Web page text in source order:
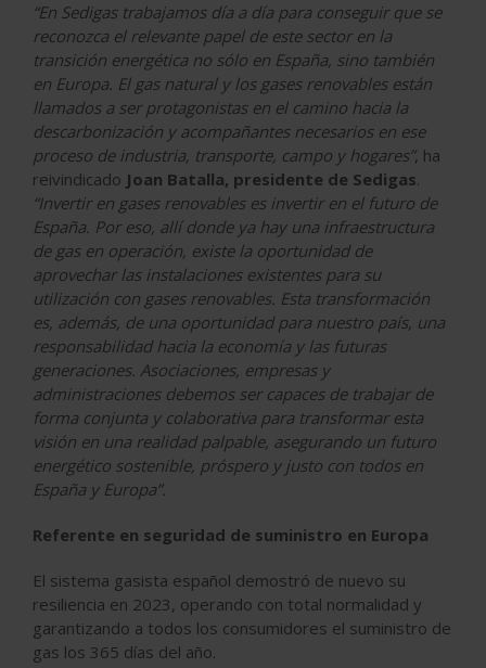
“En Sedigas trabajamos día a día para conseguir que se
reconozca el relevante papel de este sector en la
transición energética no sólo en España, sino también
en Europa. El gas natural y los gases renovables están
llamados a ser protagonistas en el camino hacia la
descarbonización y acompañantes necesarios en ese
proceso de industria, transporte, campo y hogares”, ha
reivindicado Joan Batalla, presidente de Sedigas.
“Invertir en gases renovables es invertir en el futuro de
España. Por eso, allí donde ya hay una infraestructura
de gas en operación, existe la oportunidad de
aprovechar las instalaciones existentes para su
utilización con gases renovables. Esta transformación
es, además, de una oportunidad para nuestro país, una
responsabilidad hacia la economía y las futuras
generaciones. Asociaciones, empresas y
administraciones debemos ser capaces de trabajar de
forma conjunta y colaborativa para transformar esta
visión en una realidad palpable, asegurando un futuro
energético sostenible, próspero y justo con todos en
España y Europa”.
Referente en seguridad de suministro en Europa
El sistema gasista español demostró de nuevo su
resiliencia en 2023, operando con total normalidad y
garantizando a todos los consumidores el suministro de
gas los 365 días del año.